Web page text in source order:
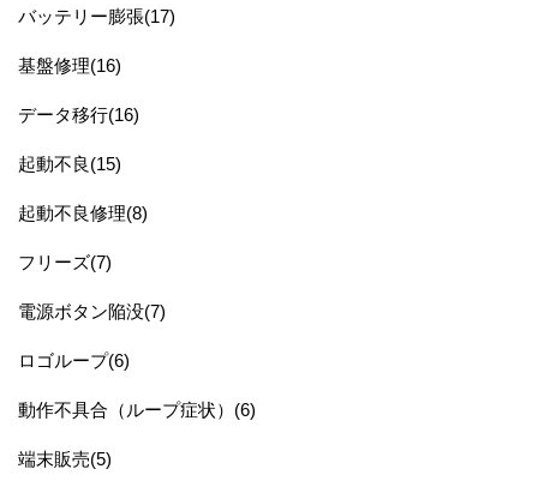
バッテリー膨張(17)
基盤修理(16)
データ移行(16)
起動不良(15)
起動不良修理(8)
フリーズ(7)
電源ボタン陥没(7)
ロゴループ(6)
動作不具合（ループ症状）(6)
端末販売(5)